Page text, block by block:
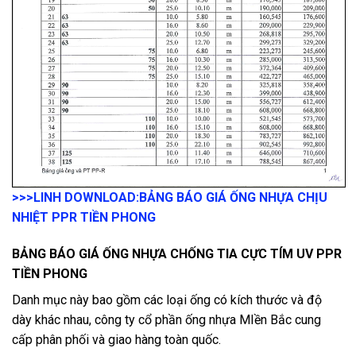
>>>LINH DOWNLOAD:BẢNG BÁO GIÁ ỐNG NHỰA CHỊU
NHIỆT PPR TIỀN PHONG
BẢNG BÁO GIÁ ỐNG NHỰA CHỐNG TIA CỰC TÍM UV PPR
TIỀN PHONG
Danh mục này bao gồm các loại ống có kích thước và độ
dày khác nhau, công ty cổ phần ống nhựa MIền Bắc cung
cấp phân phối và giao hàng toàn quốc.